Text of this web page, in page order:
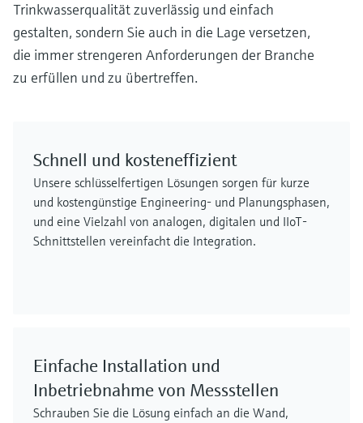
Trinkwasserqualität zuverlässig und einfach
gestalten, sondern Sie auch in die Lage versetzen,
die immer strengeren Anforderungen der Branche
zu erfüllen und zu übertreffen.
Schnell und kosteneffizient
Unsere schlüsselfertigen Lösungen sorgen für kurze
und kostengünstige Engineering- und Planungsphasen,
und eine Vielzahl von analogen, digitalen und IIoT-
Schnittstellen vereinfacht die Integration.
Einfache Installation und
Inbetriebnahme von Messstellen
Schrauben Sie die Lösung einfach an die Wand,